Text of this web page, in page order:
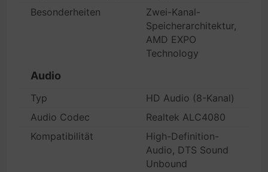
Besonderheiten
Zwei-Kanal-
Speicherarchitektur,
AMD EXPO
Technology
Audio
Typ
HD Audio (8-Kanal)
Audio Codec
Realtek ALC4080
Kompatibilität
High-Definition-
Audio, DTS Sound
Unbound